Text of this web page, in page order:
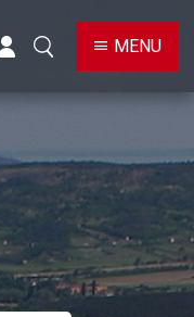
MENU
BELÉPÉSKERESÉS